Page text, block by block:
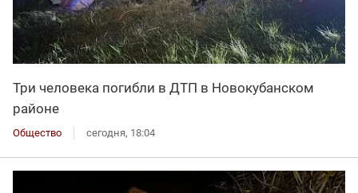
Три человека погибли в ДТП в Новокубанском
районе
Общество сегодня, 18:04